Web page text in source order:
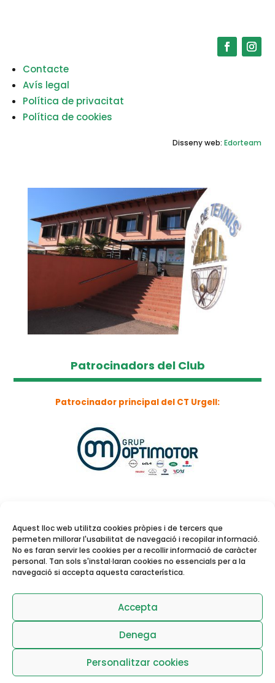
Aquest lloc web utilitza cookies pròpies i de tercers que
permeten millorar l'usabilitat de navegació i recopilar informació.
No es faran servir les cookies per a recollir informació de caràcter
personal. Tan sols s'instal·laran cookies no essencials per a la
navegació si accepta aquesta característica.
Accepta
Denega
Personalitzar cookies
Contacte
Avís legal
Política de privacitat
Política de cookies
Disseny web: Edorteam
Patrocinadors del Club
Patrocinador principal del CT Urgell:
activitats dirigides